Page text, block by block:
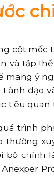
cột mốc
và tập
mang ý
đạo
tiêu quan
trình
bộ chính